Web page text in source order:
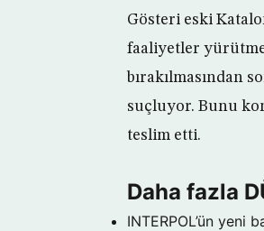
Gösteri eski
faaliyetler
bırakılmasından
suçluyor. Bunu
teslim etti.
Daha fazla
INTERPOL’ün yeni